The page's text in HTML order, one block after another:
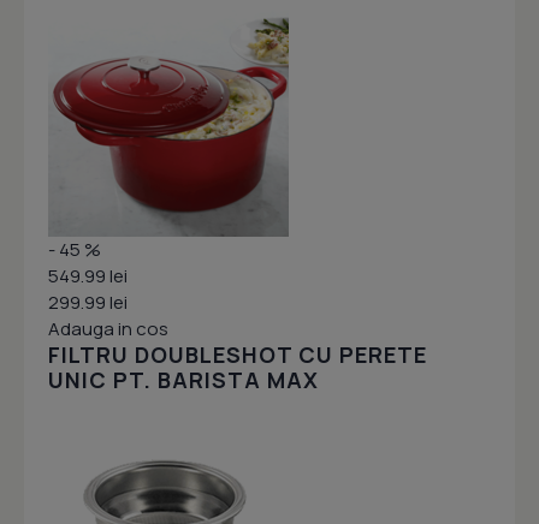
- 45 %
549.99 lei
299.99 lei
Adauga in cos
FILTRU DOUBLESHOT CU PERETE
UNIC PT. BARISTA MAX